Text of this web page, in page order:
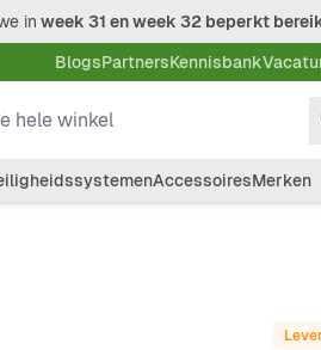
in week 31 en week 32 beperkt
BlogsPartnersKennisbank
hele winkel
AccessoiresMerken